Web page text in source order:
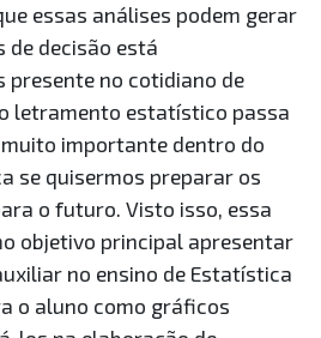
essas análises podem gerar
de decisão está
presente no cotidiano de
letramento estatístico passa
importante dentro do
se quisermos preparar os
o futuro. Visto isso, essa
objetivo principal apresentar
no ensino de Estatística
o aluno como gráficos